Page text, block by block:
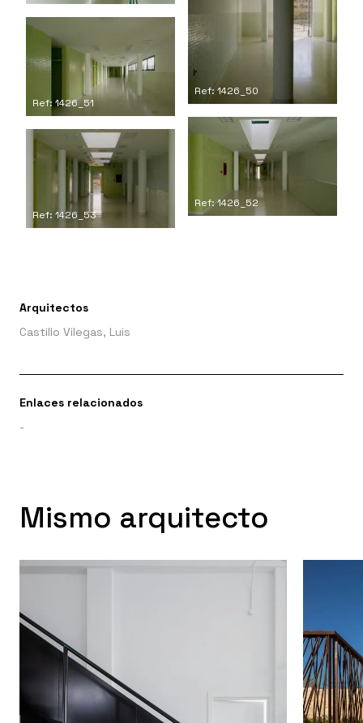
Ref: 1426_50
Ref: 1426_51
Ref: 1426_52
Ref: 1426_53
Arquitectos
Castillo Vilegas, Luis
Enlaces relacionados
-
Mismo arquitecto